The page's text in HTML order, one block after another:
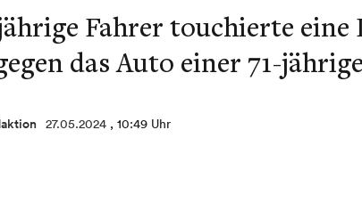
Fahrer touchierte
das Auto einer 71-
27.05.2024 , 10:49 Uhr